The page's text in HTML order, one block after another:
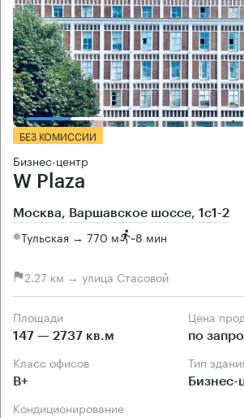
БЕЗ КОМИССИИ
Бизнес-центр
W Plaza
Москва, Варшавское шоссе, 1с1-2
Тульская → 770 м ~8 мин
2.27 км → улица Стасовой
Площади
147 — 2737 кв.м
Цена
по
Класс офисов
B+
Тип
Бизнес-
Кондиционирование